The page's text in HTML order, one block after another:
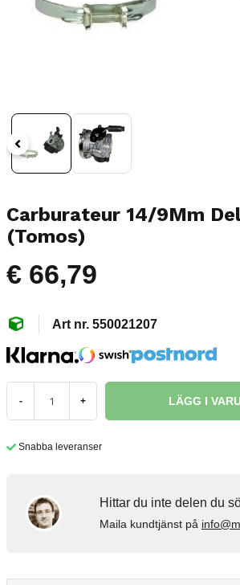
Carburateur 14/9Mm
(Tomos)
€ 66,79
550021207
- + LÄGG I
Snabba leveranser
Hittar du inte delen du
Maila kundtjänst på